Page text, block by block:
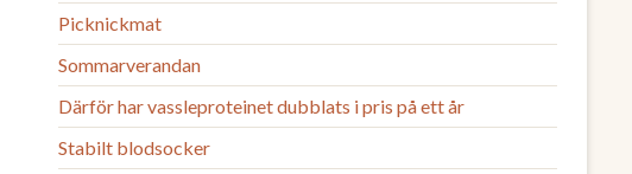
Picknickmat
Sommarverandan
Därför har vassleproteinet dubblats i pris på ett år
Stabilt blodsocker